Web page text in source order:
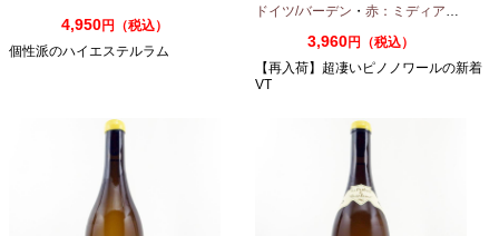
4,950円（税込）
個性派のハイエステルラム
ドイツ/バーデン ・ 赤：ミディアムボディ
3,960円（税込）
【再入荷】超凄いピノノワールの新着
VT